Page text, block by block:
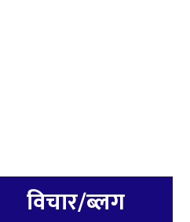
विचार/ब्लग